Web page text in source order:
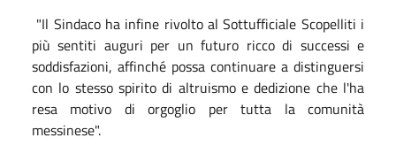
"Il Sindaco ha infine rivolto al Sottufficiale Scopelliti i
più sentiti auguri per un futuro ricco di successi e
soddisfazioni, affinché possa continuare a distinguersi
con lo stesso spirito di altruismo e dedizione che l'ha
resa motivo di orgoglio per tutta la comunità
messinese".